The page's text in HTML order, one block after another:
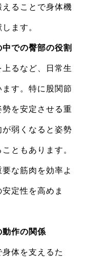
ることで身体機
ます。
での臀部の役割
るなど、日常生
す。特に股関節
を安定させる重
弱くなると姿勢
ともあります。
な筋肉を効率よ
定性を高めま
作の関係
体を支えるた